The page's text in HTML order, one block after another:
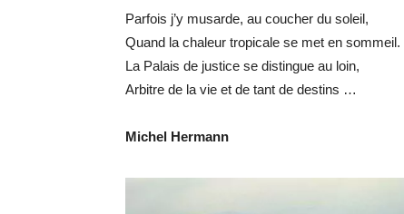
Parfois j’y musarde, au coucher du soleil,
Quand la chaleur tropicale se met en sommeil.
La Palais de justice se distingue au loin,
Arbitre de la vie et de tant de destins …
Michel Hermann